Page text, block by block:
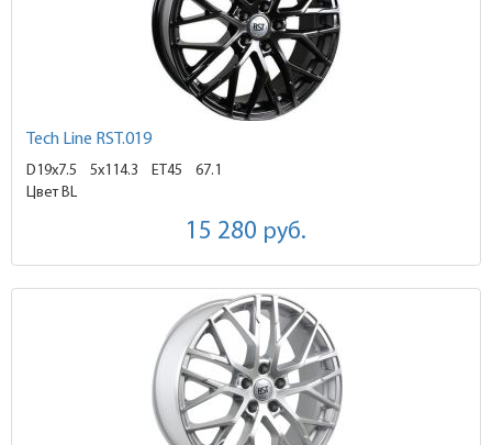
Tech Line RST.019
D19x7.5 5x114.3 ET45
67.1
Цвет BL
15 280 руб.